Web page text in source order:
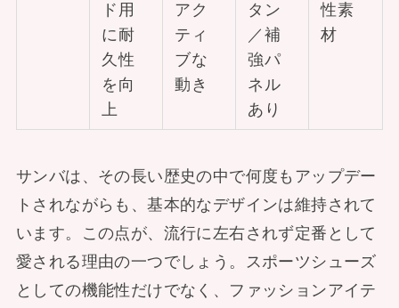
ド用
に耐
久性
を向
上
アク
ティ
ブな
動き
タン
／補
強パ
ネル
あり
性素
材
サンバは、その長い歴史の中で何度もアップデー
トされながらも、基本的なデザインは維持されて
います。この点が、流行に左右されず定番として
愛される理由の一つでしょう。スポーツシューズ
としての機能性だけでなく、ファッションアイテ